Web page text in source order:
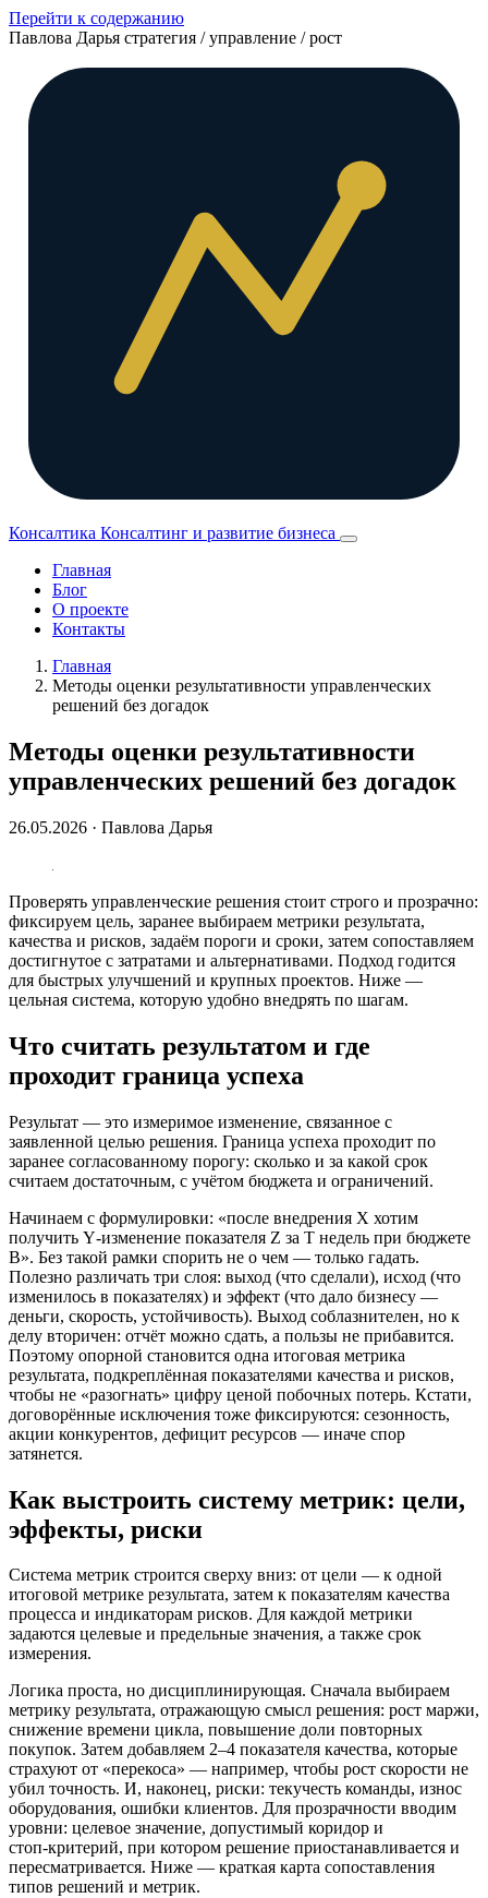
Перейти к содержанию
Павлова Дарья стратегия / управление / рост
Консалтика Консалтинг и развитие бизнеса
Главная
Блог
О проекте
Контакты
Главная
Методы оценки результативности управленческих
решений без догадок
Методы оценки результативности
управленческих решений без догадок
26.05.2026 · Павлова Дарья
Проверять управленческие решения стоит строго и прозрачно:
фиксируем цель, заранее выбираем метрики результата,
качества и рисков, задаём пороги и сроки, затем сопоставляем
достигнутое с затратами и альтернативами. Подход годится
для быстрых улучшений и крупных проектов. Ниже —
цельная система, которую удобно внедрять по шагам.
Что считать результатом и где
проходит граница успеха
Результат — это измеримое изменение, связанное с
заявленной целью решения. Граница успеха проходит по
заранее согласованному порогу: сколько и за какой срок
считаем достаточным, с учётом бюджета и ограничений.
Начинаем с формулировки: «после внедрения X хотим
получить Y‑изменение показателя Z за T недель при бюджете
B». Без такой рамки спорить не о чем — только гадать.
Полезно различать три слоя: выход (что сделали), исход (что
изменилось в показателях) и эффект (что дало бизнесу —
деньги, скорость, устойчивость). Выход соблазнителен, но к
делу вторичен: отчёт можно сдать, а пользы не прибавится.
Поэтому опорной становится одна итоговая метрика
результата, подкреплённая показателями качества и рисков,
чтобы не «разогнать» цифру ценой побочных потерь. Кстати,
договорённые исключения тоже фиксируются: сезонность,
акции конкурентов, дефицит ресурсов — иначе спор
затянется.
Как выстроить систему метрик: цели,
эффекты, риски
Система метрик строится сверху вниз: от цели — к одной
итоговой метрике результата, затем к показателям качества
процесса и индикаторам рисков. Для каждой метрики
задаются целевые и предельные значения, а также срок
измерения.
Логика проста, но дисциплинирующая. Сначала выбираем
метрику результата, отражающую смысл решения: рост маржи,
снижение времени цикла, повышение доли повторных
покупок. Затем добавляем 2–4 показателя качества, которые
страхуют от «перекоса» — например, чтобы рост скорости не
убил точность. И, наконец, риски: текучесть команды, износ
оборудования, ошибки клиентов. Для прозрачности вводим
уровни: целевое значение, допустимый коридор и
стоп‑критерий, при котором решение приостанавливается и
пересматривается. Ниже — краткая карта сопоставления
типов решений и метрик.